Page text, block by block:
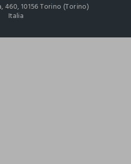
460, 10156 Torino (Torino)
Italia